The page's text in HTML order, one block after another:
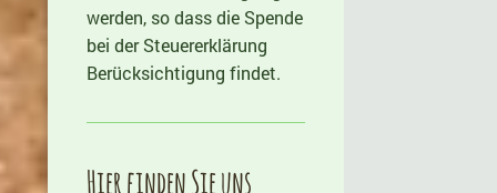
werden, so dass die Spende
bei der Steuererklärung
Berücksichtigung findet.
Hier finden Sie uns